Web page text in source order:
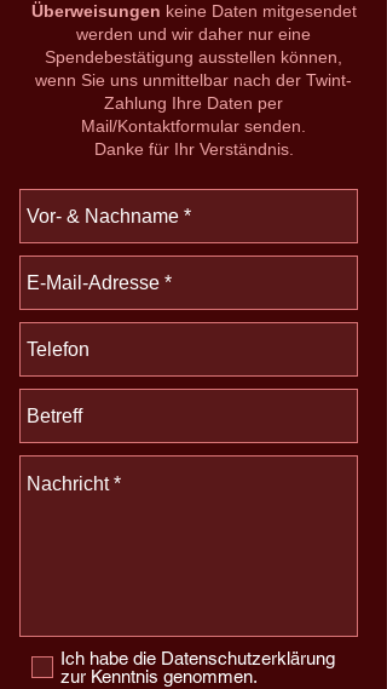
Überweisungen keine Daten mitgesendet
werden und wir daher nur eine
Spendebestätigung ausstellen können,
wenn Sie uns unmittelbar nach der Twint-
Zahlung Ihre Daten per
Mail/Kontaktformular senden.
Danke für Ihr Verständnis.
Ich habe die Datenschutzerklärung
zur Kenntnis genommen.